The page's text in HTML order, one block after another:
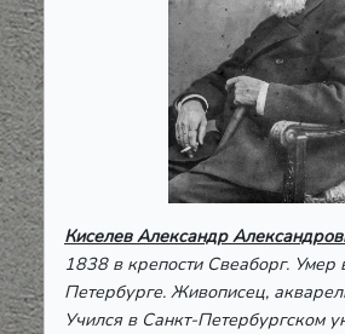
Киселев Александр
1838 в крепости Свеаборг.
Петербурге. Живописец,
Учился в Санкт-Петербургском